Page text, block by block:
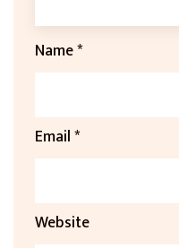
Name*
Email*
Website